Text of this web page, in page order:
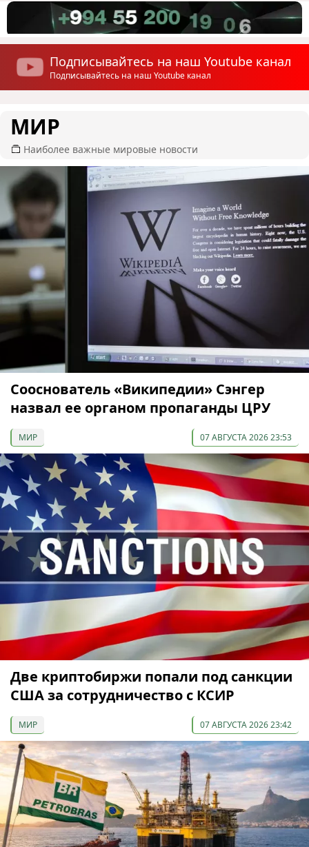
Подписывайтесь на наш Youtube канал
Подписывайтесь на наш Youtube канал
МИР
Наиболее важные мировые новости
Сооснователь «Википедии» Сэнгер
назвал ее органом пропаганды ЦРУ
МИР 07 АВГУСТА 2026 23:53
Две криптобиржи попали под санкции
США за сотрудничество с КСИР
МИР 07 АВГУСТА 2026 23:42